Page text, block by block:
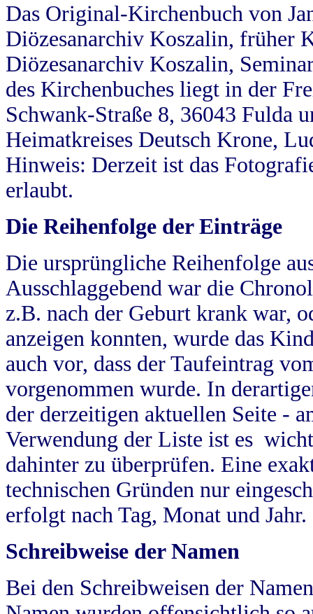
Das Original-Kirchenbuch von
Diözesanarchiv Koszalin, früher
Diözesanarchiv Koszalin,
des Kirchenbuches liegt in der
Schwank-Straße 8, 36043 Fulda
Heimatkreises Deutsch Krone,
Hinweis: Derzeit ist das
erlaubt.
Die Reihenfolge der Einträge
Die ursprüngliche Reihenfolge
Ausschlaggebend war die
z.B. nach der Geburt krank war,
anzeigen konnten, wurde das
auch vor, dass der Taufeintrag
vorgenommen wurde. In
der derzeitigen aktuellen Seite -
Verwendung der Liste ist es
dahinter zu überprüfen. Eine
technischen Gründen nur
erfolgt nach Tag, Monat und Jahr.
Schreibweise der Namen
Bei den Schreibweisen der